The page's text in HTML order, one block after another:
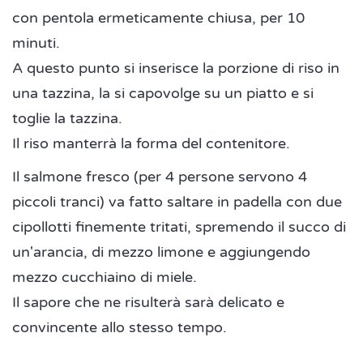
con pentola ermeticamente chiusa, per 10
minuti.
A questo punto si inserisce la porzione di riso in
una tazzina, la si capovolge su un piatto e si
toglie la tazzina.
Il riso manterrà la forma del contenitore.
Il salmone fresco (per 4 persone servono 4
piccoli tranci) va fatto saltare in padella con due
cipollotti finemente tritati, spremendo il succo di
un'arancia, di mezzo limone e aggiungendo
mezzo cucchiaino di miele.
Il sapore che ne risulterà sarà delicato e
convincente allo stesso tempo.